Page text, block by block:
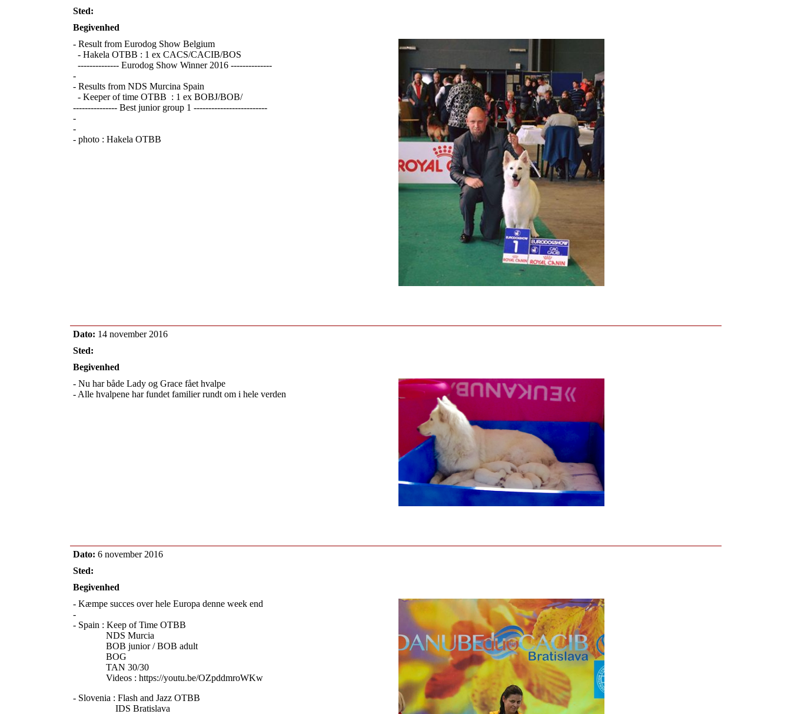
Sted:
Begivenhed
- Result from Eurodog Show Belgium
- Hakela OTBB : 1 ex CACS/CACIB/BOS
-------------- Eurodog Show Winner 2016 --------------
-
- Results from NDS Murcina Spain
- Keeper of time OTBB : 1 ex BOBJ/BOB/
--------------- Best junior group 1 -------------------------
-
-
- photo : Hakela OTBB
Dato: 14 november 2016
Sted:
Begivenhed
- Nu har både Lady og Grace fået hvalpe
- Alle hvalpene har fundet familier rundt om i hele verden
Dato: 6 november 2016
Sted:
Begivenhed
- Kæmpe succes over hele Europa denne week end
-
- Spain : Keep of Time OTBB
NDS Murcia
BOB junior / BOB adult
BOG
TAN 30/30
Videos : https://youtu.be/OZpddmroWKw
- Slovenia : Flash and Jazz OTBB
IDS Bratislava